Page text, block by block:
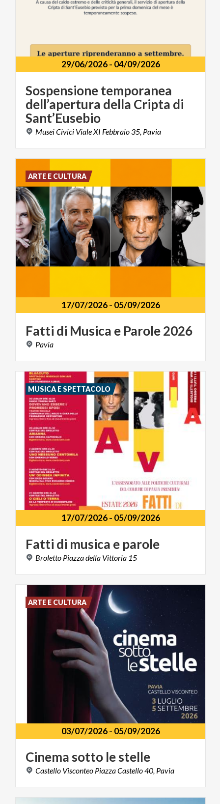
29/06/2026- 04/09/2026
Sospensione temporanea
dell’apertura della Cripta di
Sant’Eusebio
MuseiCivici Viale XI Febbraio35, Pavia
17/07/2026- 05/09/2026
Fatti di Musica e Parole2026
Pavia
ARTE E CULTURA
17/07/2026- 05/09/2026
Fatti di musica e parole
Broletto Piazzadella Vittoria 15
MUSICA E SPETTACOLO
03/07/2026- 05/09/2026
Cinema sotto lestelle
Castello Visconteo PiazzaCastello40, Pavia
ARTE E CULTURA